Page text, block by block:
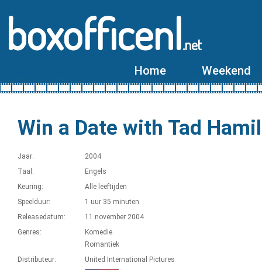
boxofficenl.net
Home Weekend
Win a Date with Tad
Jaar:
2004
Taal:
Engels
Keuring:
Alle leeftijden
Speelduur:
1 uur 35 minuten
Releasedatum:
11 november 2004
Genres:
Komedie
Romantiek
Distributeur:
United International Pictures